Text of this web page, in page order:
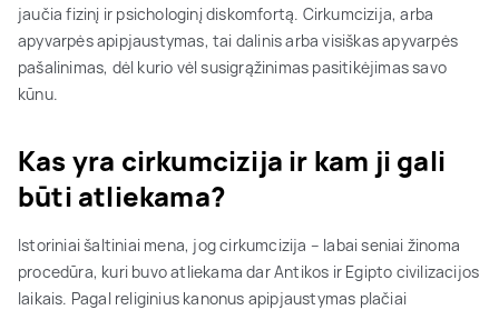
jaučia fizinį ir psichologinį diskomfortą. Cirkumcizija, arba
apyvarpės apipjaustymas, tai dalinis arba visiškas apyvarpės
pašalinimas, dėl kurio vėl susigrąžinimas pasitikėjimas savo
kūnu.
Kas yra cirkumcizija ir kam ji gali
būti atliekama?
Istoriniai šaltiniai mena, jog cirkumcizija – labai seniai žinoma
procedūra, kuri buvo atliekama dar Antikos ir Egipto civilizacijos
laikais. Pagal religinius kanonus apipjaustymas plačiai